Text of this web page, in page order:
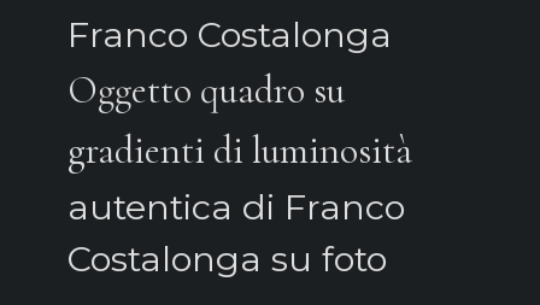
Franco Costalonga
Oggetto quadro su
gradienti di luminosità
autentica di Franco
Costalonga su foto